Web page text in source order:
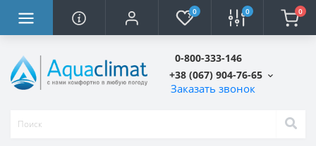
0 0 0
0-800-333-146
+38 (067) 904-76-65
Заказать звонок